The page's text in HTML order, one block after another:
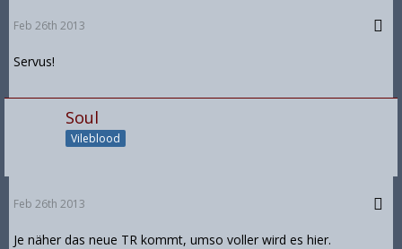
Feb 26th 2013
Servus!
Soul
Vileblood
Feb 26th 2013
Je näher das neue TR kommt, umso voller wird es hier.